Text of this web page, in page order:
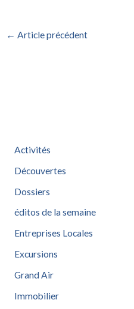
← Article précédent
Activités
Découvertes
Dossiers
éditos de la semaine
Entreprises Locales
Excursions
Grand Air
Immobilier